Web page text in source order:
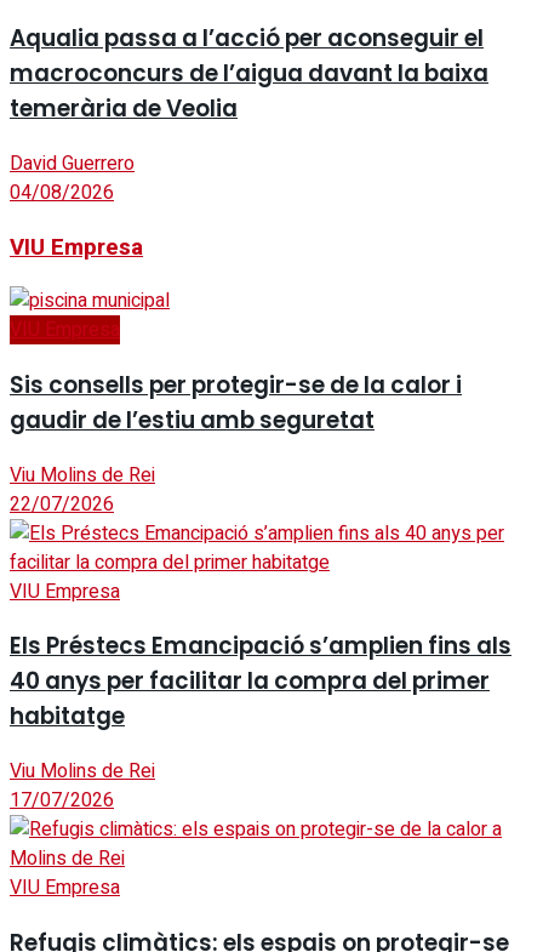
Aqualia passa a l’acció per aconseguir el
macroconcurs de l’aigua davant la baixa
temerària de Veolia
David Guerrero
04/08/2026
VIU Empresa
VIU Empresa
Sis consells per protegir-se de la calor i
gaudir de l’estiu amb seguretat
Viu Molins de Rei
22/07/2026
VIU Empresa
Els Préstecs Emancipació s’amplien fins als
40 anys per facilitar la compra del primer
habitatge
Viu Molins de Rei
17/07/2026
VIU Empresa
Refugis climàtics: els espais on protegir-se